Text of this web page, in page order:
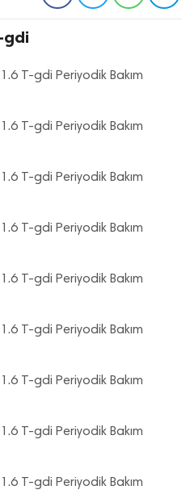
gdi
T-gdi Periyodik Bakım
T-gdi Periyodik Bakım
T-gdi Periyodik Bakım
T-gdi Periyodik Bakım
T-gdi Periyodik Bakım
T-gdi Periyodik Bakım
T-gdi Periyodik Bakım
T-gdi Periyodik Bakım
T-gdi Periyodik Bakım